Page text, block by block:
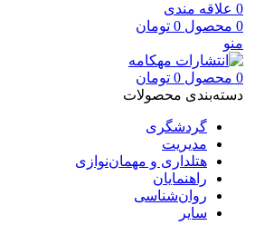
0 علاقه مندی
0 محصول 0 تومان
منو
0 محصول 0 تومان
دسته‌بندی محصولات
گردشگری
مدیریت
هتلداری و مهمان‌نوازی
راهنمایان
روان‌شناسی
سایر